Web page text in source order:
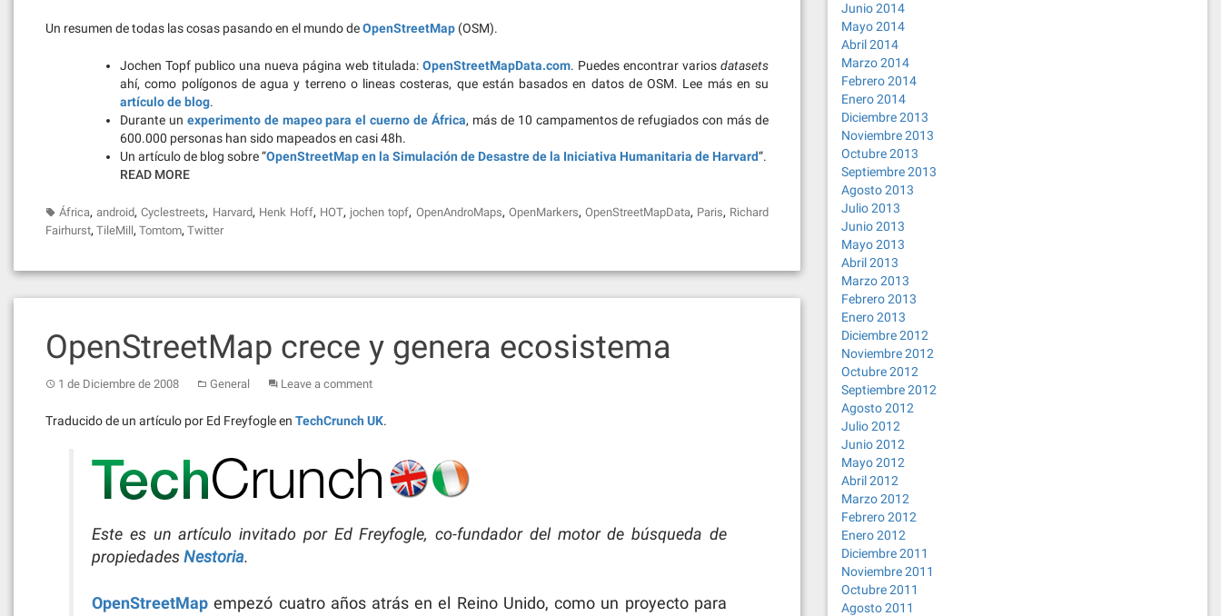
Un resumen de todas las cosas pasando en el mundo deOpenStreetMap (OSM).
Jochen Topf publico una nueva página web titulada: OpenStreetMapData.com. Puedes encontrar varios datasets
ahí, como polígonos de agua y terreno o lineas costeras, que están basados en datos de OSM. Lee más en su
artículo de blog.
Durante un experimento de mapeo para el cuerno de África, más de 10 campamentos de refugiados con más de
600.000 personas han sido mapeados en casi 48h.
Un artículo de blog sobre “OpenStreetMap en la Simulación de Desastre de la Iniciativa Humanitaria de Harvard“.
READ MORE
África,android,Cyclestreets, Harvard, Henk Hoff, HOT, jochen topf, OpenAndroMaps, OpenMarkers, OpenStreetMapData, Paris, Richard
Fairhurst, TileMill, Tomtom, Twitter
OpenStreetMap crece y genera ecosistema
1 de Diciembre de 2008 General Leave a comment
Traducido de un artículo por Ed Freyfogle en TechCrunch UK.
Este es un artículo invitado por Ed Freyfogle, co-fundador del motor de búsqueda de
propiedadesNestoria.
OpenStreetMap empezó cuatro años atrás en el Reino Unido, como un proyecto para
Junio 2014
Mayo 2014
Abril 2014
Marzo 2014
Febrero 2014
Enero 2014
Diciembre 2013
Noviembre 2013
Octubre 2013
Septiembre 2013
Agosto 2013
Julio 2013
Junio 2013
Mayo 2013
Abril 2013
Marzo 2013
Febrero 2013
Enero 2013
Diciembre 2012
Noviembre 2012
Octubre 2012
Septiembre 2012
Agosto 2012
Julio 2012
Junio 2012
Mayo 2012
Abril 2012
Marzo 2012
Febrero 2012
Enero 2012
Diciembre 2011
Noviembre 2011
Octubre 2011
Agosto 2011